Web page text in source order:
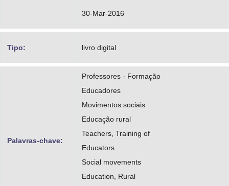
30-Mar-2016
Tipo: livro digital
Palavras-chave:
Professores - Formação
Educadores
Movimentos sociais
Educação rural
Teachers, Training of
Educators
Social movements
Education, Rural